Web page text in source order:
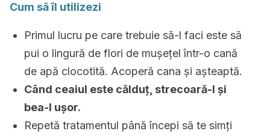
Cum să îl utilizezi
Primul lucru pe care trebuie să-l faci este să
pui o lingură de flori de mușețel într-o cană
de apă clocotită. Acoperă cana și așteaptă.
Când ceaiul este călduț, strecoară-l și
bea-l ușor.
Repetă tratamentul până începi să te simți